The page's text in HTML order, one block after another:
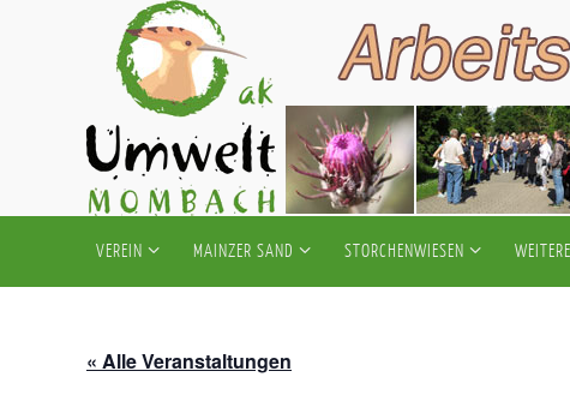
springen
VEREIN MAINZER SAND STORCHENWIESEN
« Alle Veranstaltungen